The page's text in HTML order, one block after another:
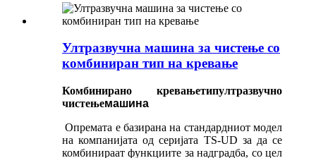
Ултразвучна машина за чистење со
комбиниран тип на кревање
Комбинирано кревањетипултразвучно
чистењемашина
Опремата е базирана на стандардниот модел
на компанијата од серијата TS-UD за да се
комбинираат функциите за надградба, со цел